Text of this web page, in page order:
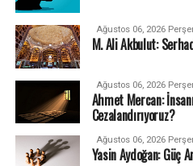
Ağustos 06, 2026
M. Ali Akbulut:
Ağustos 06, 2026
Ahmet Mercan:
Cezalandırıyoruz?
Ağustos 06, 2026
Yasin Aydoğan: Güç